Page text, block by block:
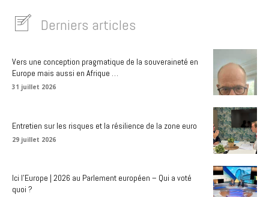
Derniers articles
Vers une conception pragmatique de la souveraineté en
Europe mais aussi en Afrique …
31 juillet 2026
Entretien sur les risques et la résilience de la zone euro
29 juillet 2026
Ici l’Europe | 2026 au Parlement européen – Qui a voté
quoi ?